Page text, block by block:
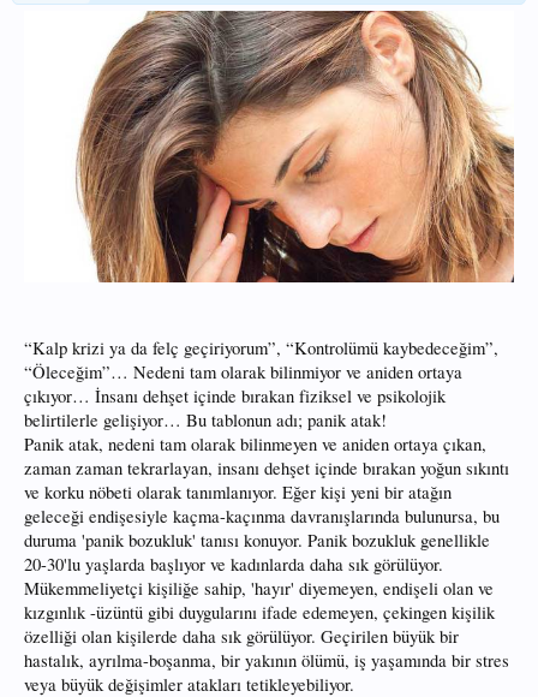
“Kalp krizi ya da felç geçiriyorum”, “Kontrolümü kaybedeceğim”,
“Öleceğim”… Nedeni tam olarak bilinmiyor ve aniden ortaya
çıkıyor… İnsanı dehşet içinde bırakan fiziksel ve psikolojik
belirtilerle gelişiyor… Bu tablonun adı; panik atak!
Panik atak, nedeni tam olarak bilinmeyen ve aniden ortaya çıkan,
zaman zaman tekrarlayan, insanı dehşet içinde bırakan yoğun sıkıntı
ve korku nöbeti olarak tanımlanıyor. Eğer kişi yeni bir atağın
geleceği endişesiyle kaçma-kaçınma davranışlarında bulunursa, bu
duruma 'panik bozukluk' tanısı konuyor. Panik bozukluk genellikle
20-30'lu yaşlarda başlıyor ve kadınlarda daha sık görülüyor.
Mükemmeliyetçi kişiliğe sahip, 'hayır' diyemeyen, endişeli olan ve
kızgınlık -üzüntü gibi duygularını ifade edemeyen, çekingen kişilik
özelliği olan kişilerde daha sık görülüyor. Geçirilen büyük bir
hastalık, ayrılma-boşanma, bir yakının ölümü, iş yaşamında bir stres
veya büyük değişimler atakları tetikleyebiliyor.